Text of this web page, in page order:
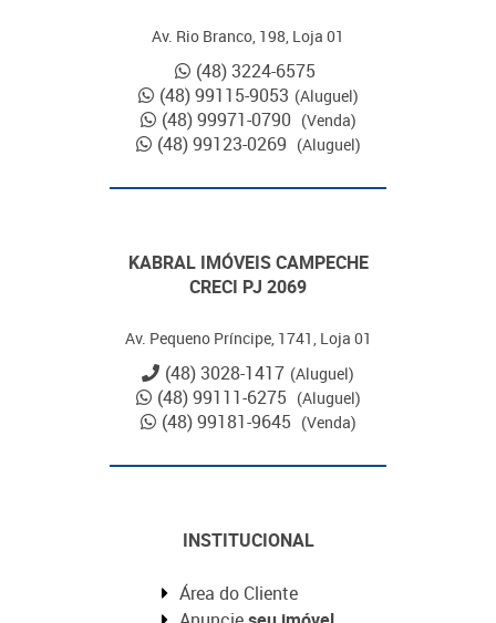
Av. Rio Branco, 198, Loja 01
(48) 3224-6575
(48) 99115-9053 (Aluguel)
(48) 99971-0790 (Venda)
(48) 99123-0269 (Aluguel)
KABRAL IMÓVEIS CAMPECHE
CRECI PJ 2069
Av. Pequeno Príncipe, 1741, Loja 01
(48) 3028-1417 (Aluguel)
(48) 99111-6275 (Aluguel)
(48) 99181-9645 (Venda)
INSTITUCIONAL
Área do Cliente